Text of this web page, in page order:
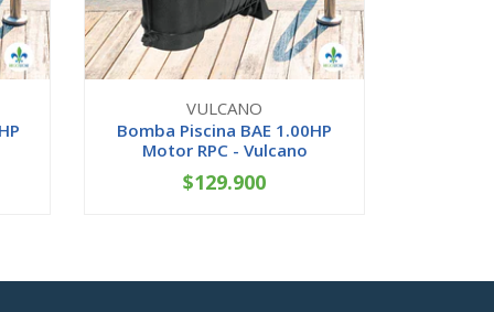
VULCANO
Bomba Piscina BAE 1.00HP
Motor RPC - Vulcano
+
$129.900